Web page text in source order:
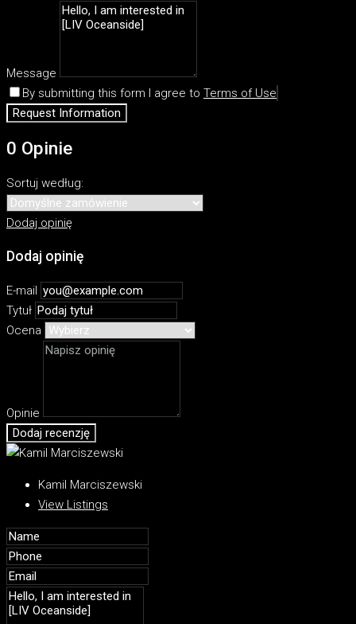
Message
By submitting this form I agree to Terms of Use
Request Information
0 Opinie
Sortuj według:
Dodaj opinię
Dodaj opinię
E-mail
Tytuł
Ocena
Opinie
Dodaj recenzję
Kamil Marciszewski
View Listings